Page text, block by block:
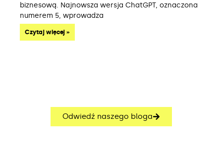
biznesową. Najnowsza wersja ChatGPT, oznaczona
numerem 5, wprowadza
Czytaj więcej »
Odwiedź naszego bloga